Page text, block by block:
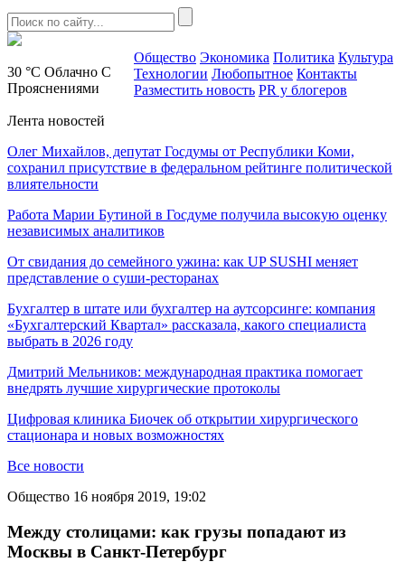
30 °C Облачно С
Прояснениями
Общество Экономика Политика Культура
Технологии Любопытное Контакты
Разместить новость PR у блогеров
Лента новостей
Олег Михайлов, депутат Госдумы от Республики Коми,
сохранил присутствие в федеральном рейтинге политической
влиятельности
Работа Марии Бутиной в Госдуме получила высокую оценку
независимых аналитиков
От свидания до семейного ужина: как UP SUSHI меняет
представление о суши-ресторанах
Бухгалтер в штате или бухгалтер на аутсорсинге: компания
«Бухгалтерский Квартал» рассказала, какого специалиста
выбрать в 2026 году
Дмитрий Мельников: международная практика помогает
внедрять лучшие хирургические протоколы
Цифровая клиника Биочек об открытии хирургического
стационара и новых возможностях
Все новости
Общество 16 ноября 2019, 19:02
Между столицами: как грузы попадают из
Москвы в Санкт-Петербург